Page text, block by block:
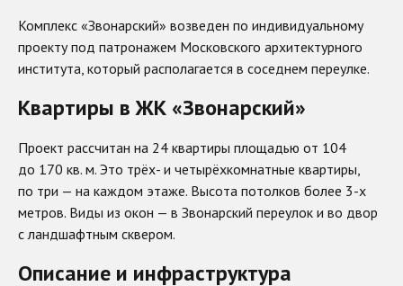
Комплекс «Звонарский» возведен по индивидуальному
проекту под патронажем Московского архитектурного
института, который располагается в соседнем переулке.
Квартиры в ЖК «Звонарский»
Проект рассчитан на 24 квартиры площадью от 104
до 170 кв. м. Это трёх- и четырёхкомнатные квартиры,
по три — на каждом этаже. Высота потолков более 3-х
метров. Виды из окон — в Звонарский переулок и во двор
с ландшафтным сквером.
Описание и инфраструктура